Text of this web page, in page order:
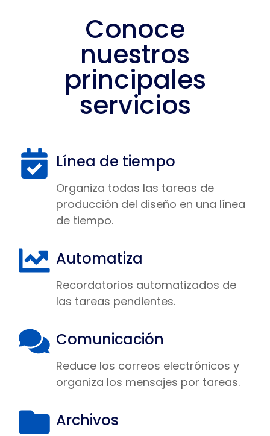
Conoce
nuestros
principales
servicios
Línea de tiempo
Organiza todas las tareas de
producción del diseño en una línea
de tiempo.
Automatiza
Recordatorios automatizados de
las tareas pendientes.
Comunicación
Reduce los correos electrónicos y
organiza los mensajes por tareas.
Archivos